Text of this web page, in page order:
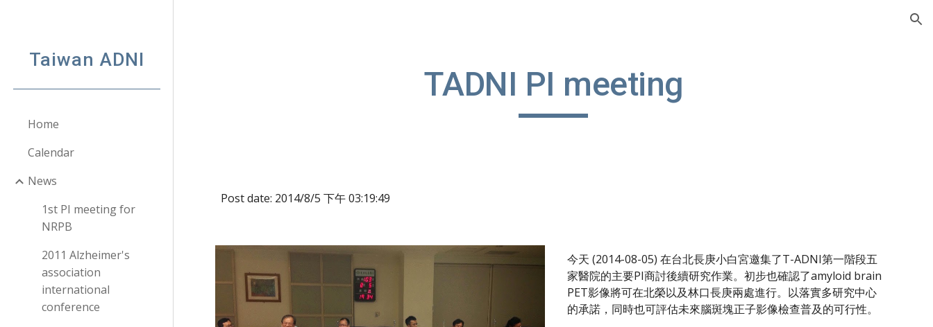
Taiwan ADNI
Home
Calendar
News
1st PI meeting for
NRPB
2011 Alzheimer's
association
international
conference
TADNI PI meeting
Post date: 2014/8/5 下午 03:19:49
今天 (2014-08-05) 在台北長庚小白宮邀集了T-ADNI第一階段五
家醫院的主要PI商討後續研究作業。初步也確認了amyloid brain
PET影像將可在北榮以及林口長庚兩處進行。以落實多研究中心
的承諾，同時也可評估未來腦斑塊正子影像檢查普及的可行性。